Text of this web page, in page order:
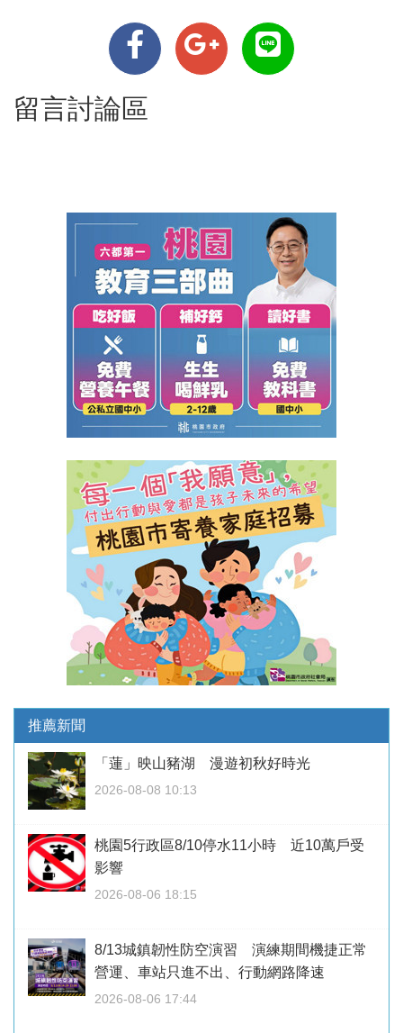
留言討論區
推薦新聞
「蓮」映山豬湖 漫遊初秋好時光
2026-08-08 10:13
桃園5行政區8/10停水11小時 近10萬戶受
影響
2026-08-06 18:15
8/13城鎮韌性防空演習 演練期間機捷正常
營運、車站只進不出、行動網路降速
2026-08-06 17:44